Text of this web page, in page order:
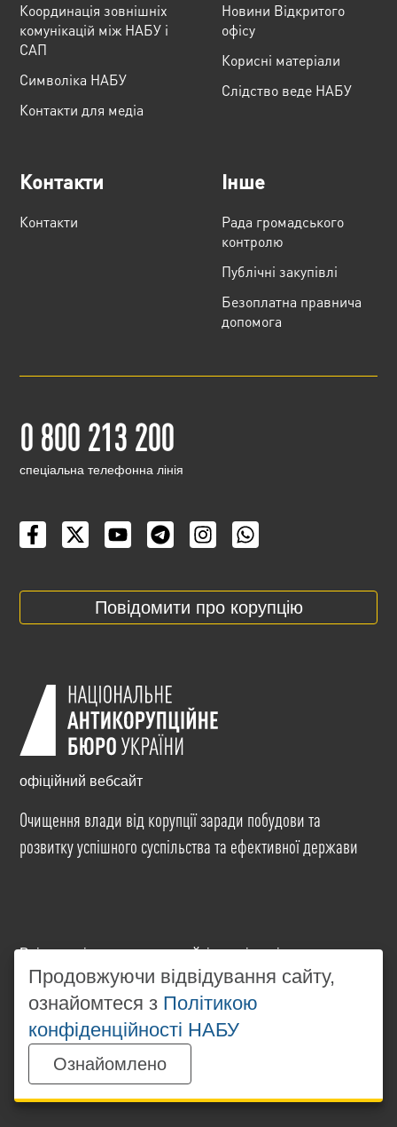
Координація зовнішніх
комунікацій між НАБУ і
САП
Cимволіка НАБУ
Контакти для медіа
Новини Відкритого
офісу
Корисні матеріали
Слідство веде НАБУ
Контакти
Контакти
Інше
Рада громадського
контролю
Публічні закупівлі
Безоплатна правнича
допомога
0 800 213 200
cпеціальна телефонна лінія
Повідомити про корупцію
офіційний вебсайт
Очищення влади від корупції заради побудови та
розвитку успішного суспільства та ефективної держави
Всі матеріали на цьому сайті розміщені на умовах
ліцензіїCreative Commons Attribution-NonCommercial-
NoDerivatives 4.0 International. Використання будь-
яких матеріалів, розміщених на сайті, дозволяється
за умови посилання наwww.nabu.gov.ua
незалежності від повного або часткового
використання матеріалів.
Продовжуючи відвідування сайту,
ознайомтеся з Політикою
конфіденційності НАБУ
Ознайомлено